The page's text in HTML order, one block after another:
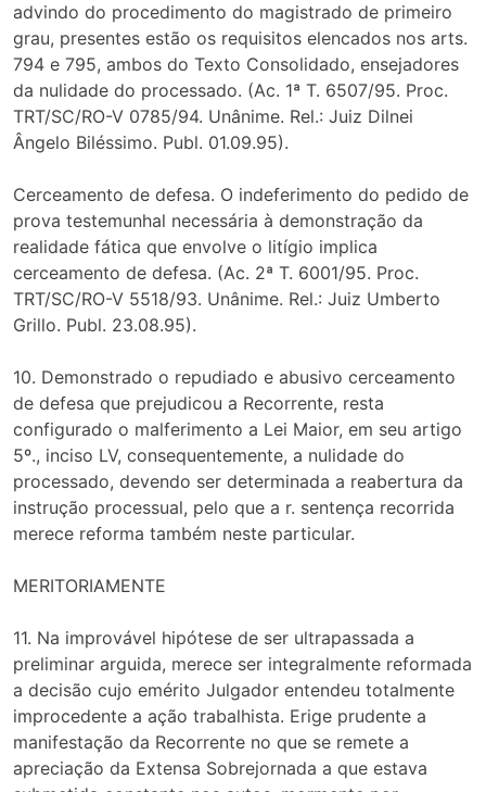
advindo do procedimento do magistrado de primeiro
grau, presentes estão os requisitos elencados nos arts.
794 e 795, ambos do Texto Consolidado, ensejadores
da nulidade do processado. (Ac. 1ª T. 6507/95. Proc.
TRT/SC/RO-V 0785/94. Unânime. Rel.: Juiz Dilnei
Ângelo Biléssimo. Publ. 01.09.95).
Cerceamento de defesa. O indeferimento do pedido de
prova testemunhal necessária à demonstração da
realidade fática que envolve o litígio implica
cerceamento de defesa. (Ac. 2ª T. 6001/95. Proc.
TRT/SC/RO-V 5518/93. Unânime. Rel.: Juiz Umberto
Grillo. Publ. 23.08.95).
10. Demonstrado o repudiado e abusivo cerceamento
de defesa que prejudicou a Recorrente, resta
configurado o malferimento a Lei Maior, em seu artigo
5º., inciso LV, consequentemente, a nulidade do
processado, devendo ser determinada a reabertura da
instrução processual, pelo que a r. sentença recorrida
merece reforma também neste particular.
MERITORIAMENTE
11. Na improvável hipótese de ser ultrapassada a
preliminar arguida, merece ser integralmente reformada
a decisão cujo emérito Julgador entendeu totalmente
improcedente a ação trabalhista. Erige prudente a
manifestação da Recorrente no que se remete a
apreciação da Extensa Sobrejornada a que estava